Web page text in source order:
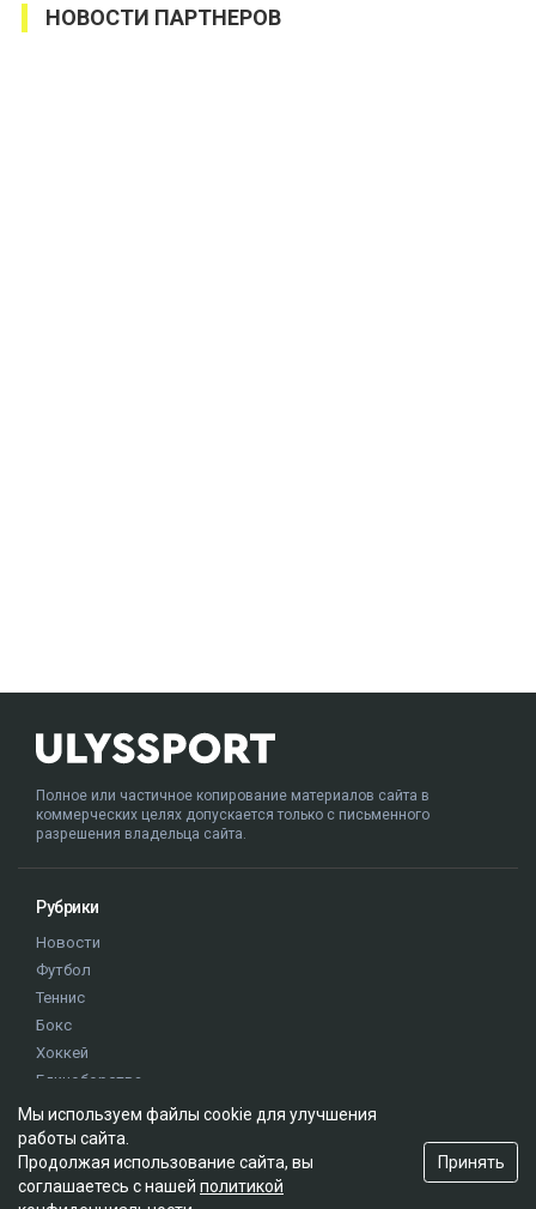
НОВОСТИ ПАРТНЕРОВ
Полное или частичное копирование материалов сайта в
коммерческих целях допускается только с письменного
разрешения владельца сайта.
Рубрики
Новости
Футбол
Теннис
Бокс
Хоккей
Единоборства
Истории
Олимпиада
Редакция
Мы используем файлы cookie для улучшения
работы сайта.
Продолжая использование сайта, вы
соглашаетесь с нашей политикой
Принять